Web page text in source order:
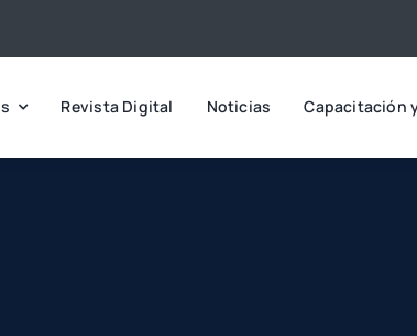
Revista Digital Noticias Capacitación